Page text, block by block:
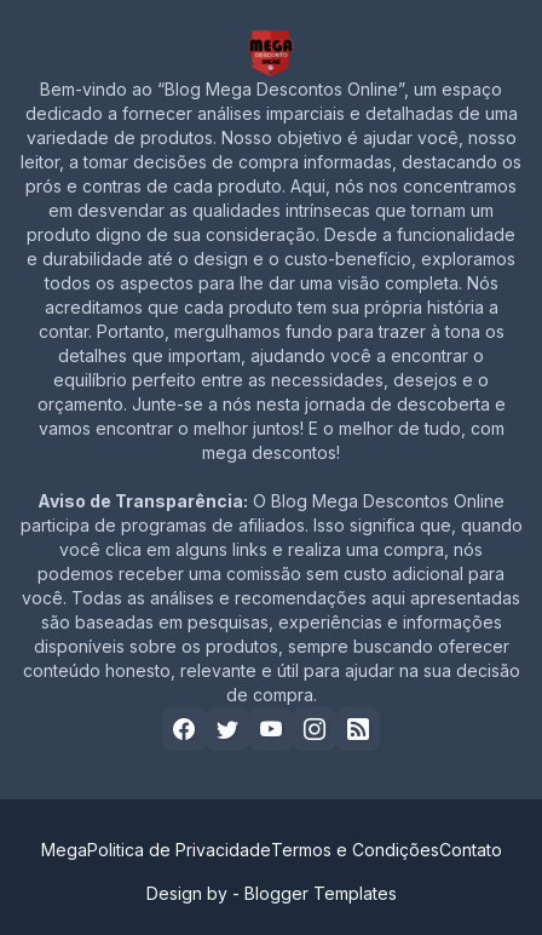
Bem-vindo ao “Blog Mega Descontos Online”, um espaço
dedicado a fornecer análises imparciais e detalhadas de uma
variedade de produtos. Nosso objetivo é ajudar você, nosso
leitor, a tomar decisões de compra informadas, destacando os
prós e contras de cada produto. Aqui, nós nos concentramos
em desvendar as qualidades intrínsecas que tornam um
produto digno de sua consideração. Desde a funcionalidade
e durabilidade até o design e o custo-benefício, exploramos
todos os aspectos para lhe dar uma visão completa. Nós
acreditamos que cada produto tem sua própria história a
contar. Portanto, mergulhamos fundo para trazer à tona os
detalhes que importam, ajudando você a encontrar o
equilíbrio perfeito entre as necessidades, desejos e o
orçamento. Junte-se a nós nesta jornada de descoberta e
vamos encontrar o melhor juntos! E o melhor de tudo, com
mega descontos!
Aviso de Transparência: O Blog Mega Descontos Online
participa de programas de afiliados. Isso significa que, quando
você clica em alguns links e realiza uma compra, nós
podemos receber uma comissão sem custo adicional para
você. Todas as análises e recomendações aqui apresentadas
são baseadas em pesquisas, experiências e informações
disponíveis sobre os produtos, sempre buscando oferecer
conteúdo honesto, relevante e útil para ajudar na sua decisão
de compra.
Design by - Blogger Templates
MegaPolitica de PrivacidadeTermos e CondiçõesContato